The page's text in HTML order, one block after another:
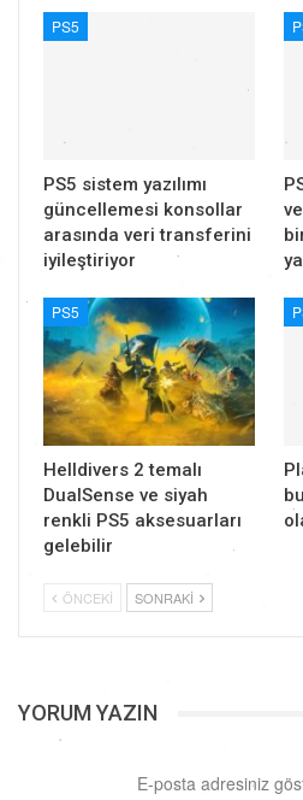
PS5
PS5 sistem yazılımı
güncellemesi konsollar
arasında veri transferini
iyileştiriyor
PS5
Helldivers 2 temalı
DualSense ve siyah
renkli PS5 aksesuarları
gelebilir
ÖNCEKI SONRAKI
YORUM YAZIN
E-posta adresiniz